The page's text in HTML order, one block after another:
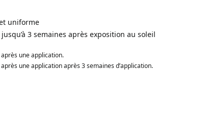
uniforme
3 semaines après exposition au soleil
une application.
une application après 3 semaines d’application.